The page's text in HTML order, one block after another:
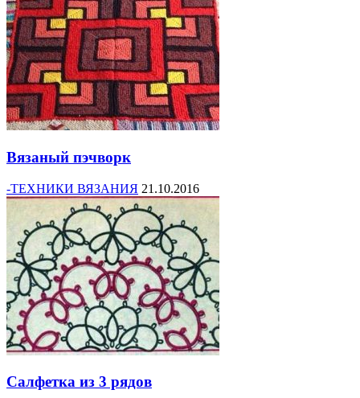
Вязаный пэчворк
-ТЕХНИКИ ВЯЗАНИЯ 21.10.2016
Салфетка из 3 рядов